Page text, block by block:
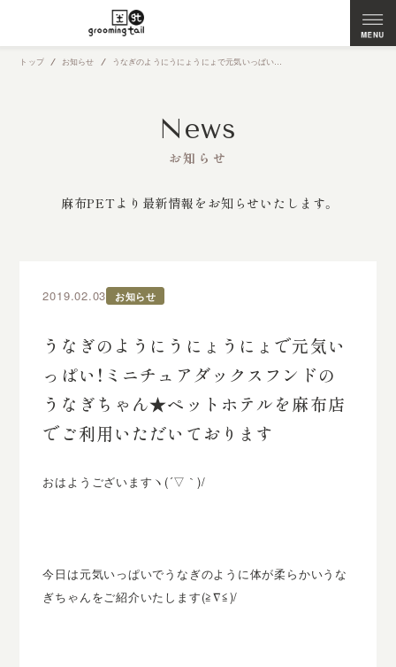
トップ お知らせ うなぎのようにうにょうにょで元気いっぱい！ミニチュアダックスフンドのうなぎちゃん★ペットホテルを麻布店でご利用いただいております
News
お知らせ
麻布PETより最新情報をお知らせいたします。
2019.02.03 お知らせ
うなぎのようにうにょうにょで元気い
っぱい！ミニチュアダックスフンドの
うなぎちゃん★ペットホテルを麻布店
でご利用いただいております
おはようございますヽ(´▽｀)/
今日は元気いっぱいでうなぎのように体が柔らかいうな
ぎちゃんをご紹介いたします(≧∇≦)/